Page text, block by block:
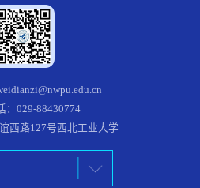
：029-88430774
西路127号西北工业大学